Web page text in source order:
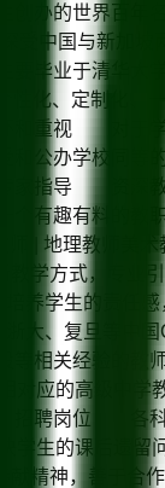
办的世界百年名
受中国与新加
要毕业于清华大
施个性化、定
和重视 对于
公办学校同
家指导 资深
个有趣有料的
师 | 地理教师
学方式，专业
培养学生的责
、复旦等中国
等相关经验的
应的高级中学
岗位 各科目
决学生的课后
精神，善于